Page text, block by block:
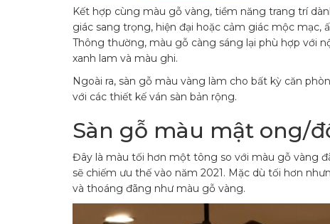
Kết hợp cùng màu gỗ vàng, tiềm năng trang trí
giác sang trọng, hiện đại hoặc cảm giác mộc mạc,
Thông thường, màu gỗ càng sáng lại phù hợp với
xanh lam và màu ghi.
Ngoài ra, sàn gỗ màu vàng làm cho bất kỳ căn
với các thiết kế ván sàn bản rộng.
Sàn gỗ màu mật ong/
Đây là màu tối hơn một tông so với màu gỗ vàng
sẽ chiếm ưu thế vào năm 2021. Mặc dù tối hơn
và thoáng đãng như màu gỗ vàng.